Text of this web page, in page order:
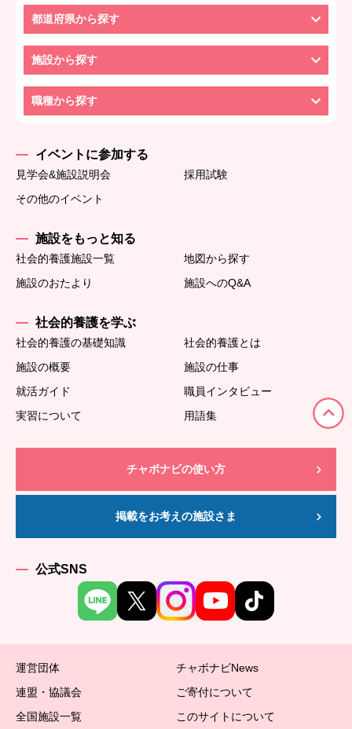
都道府県から探す
施設から探す
職種から探す
イベントに参加する
見学会&施設説明会
採用試験
その他のイベント
施設をもっと知る
社会的養護施設一覧
地図から探す
施設のおたより
施設へのQ&A
社会的養護を学ぶ
社会的養護の基礎知識
社会的養護とは
施設の概要
施設の仕事
就活ガイド
職員インタビュー
実習について
用語集
チャボナビの使い方
掲載をお考えの施設さま
公式SNS
運営団体
チャボナビNews
連盟・協議会
ご寄付について
全国施設一覧
このサイトについて